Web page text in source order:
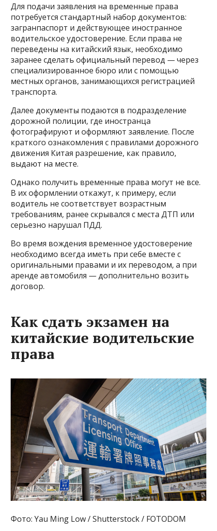
Для подачи заявления на временные права
потребуется стандартный набор документов:
загранпаспорт и действующее иностранное
водительское удостоверение. Если права не
переведены на китайский язык, необходимо
заранее сделать официальный перевод — через
специализированное бюро или с помощью
местных органов, занимающихся регистрацией
транспорта.
Далее документы подаются в подразделение
дорожной полиции, где иностранца
фотографируют и оформляют заявление. После
краткого ознакомления с правилами дорожного
движения Китая разрешение, как правило,
выдают на месте.
Однако получить временные права могут не все.
В их оформлении откажут, к примеру, если
водитель не соответствует возрастным
требованиям, ранее скрывался с места ДТП или
серьезно нарушал ПДД.
Во время вождения временное удостоверение
необходимо всегда иметь при себе вместе с
оригинальными правами и их переводом, а при
аренде автомобиля — дополнительно возить
договор.
Как сдать экзамен на
китайские водительские
права
Фото: Yau Ming Low / Shutterstock / FOTODOM